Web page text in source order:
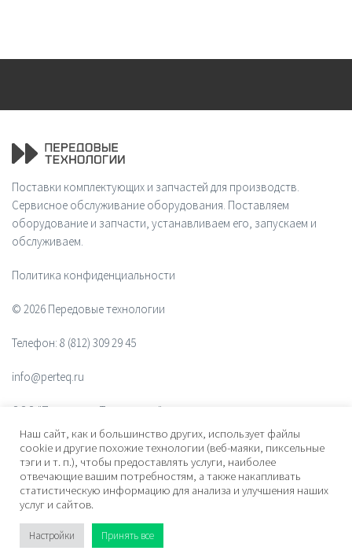
Поставки комплектующих и запчастей для производств.
Сервисное обслуживание оборудования. Поставляем
оборудование и запчасти, устанавливаем его, запускаем и
обслуживаем.
Политика конфиденциальности
© 2026 Передовые технологии
Телефон: 8 (812) 309 29 45
info@perteq.ru
ООО "Передовые Технологии"
ОГРН 1117847072628
Почтовый индекс 196006
Адрес: ул. Рощинская, дом 32, офис 201, лит. А. Санкт-Петербург,
Россия
Наш сайт, как и большинство других, использует файлы
cookie и другие похожие технологии (веб-маяки, пиксельные
тэги и т. п.), чтобы предоставлять услуги, наиболее
отвечающие вашим потребностям, а также накапливать
статистическую информацию для анализа и улучшения наших
услуг и сайтов.
Настройки Принять все